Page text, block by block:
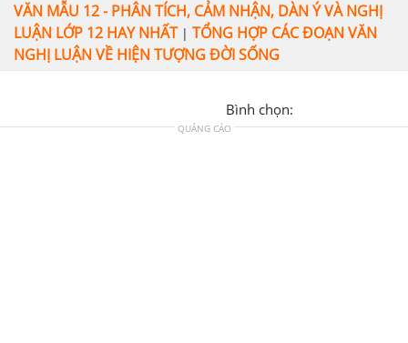
VĂN MẪU 12 - PHÂN TÍCH, CẢM NHẬN, DÀN Ý VÀ NGHỊ
LUẬN LỚP 12 HAY NHẤT| TỔNG HỢP CÁC ĐOẠN VĂN
NGHỊ LUẬN VỀ HIỆN TƯỢNG ĐỜI SỐNG
Bình chọn:
QUẢNG CÁO